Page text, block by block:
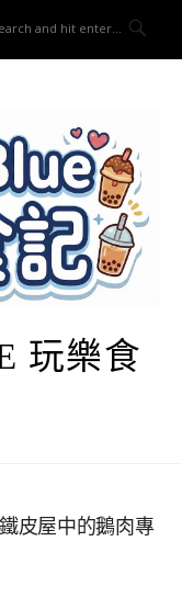
玩樂食
皮屋中的鵝肉專